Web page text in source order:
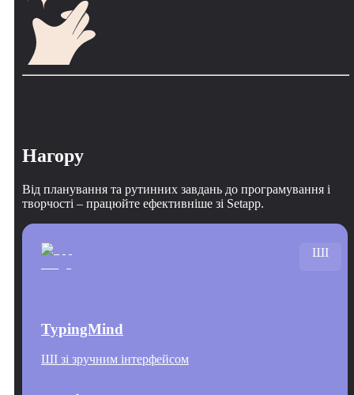
Нагору
Від планування та рутинних завдань до програмування і
творчості – працюйте ефективніше зі Setapp.
TypingMind
ШІ зі зручним інтерфейсом
ШІ